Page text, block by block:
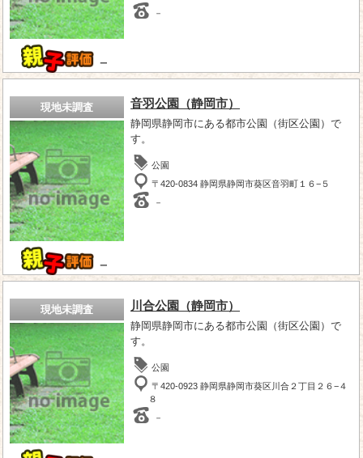
－
－
現地未調査
－
音羽公園（静岡市）
静岡県静岡市にある都市公園（街区公園）で
す。
公園
〒420-0834 静岡県静岡市葵区音羽町１６−５
－
現地未調査 川合公園（静岡市）
静岡県静岡市にある都市公園（街区公園）で
す。
公園
〒420-0923 静岡県静岡市葵区川合２丁目２６−４
８
－